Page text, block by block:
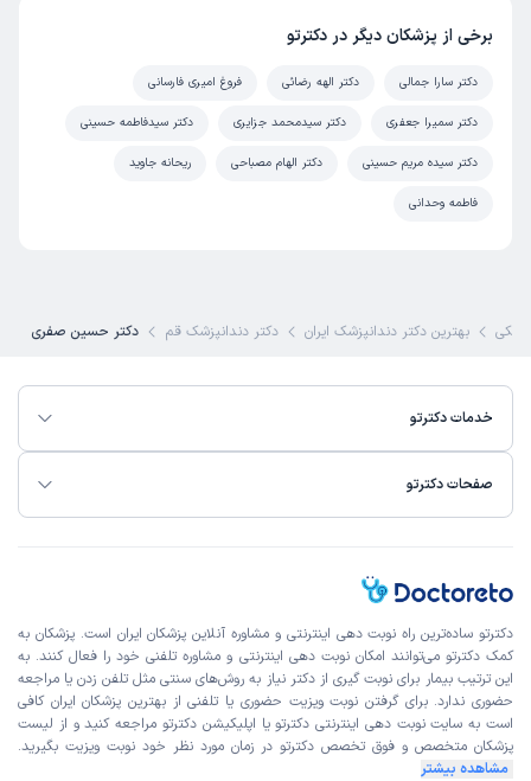
برخی از پزشکان دیگر در دکترتو
دکتر سارا جمالی دکتر الهه رضائی فروغ امیری فارسانی
دکتر سمیرا جعفری دکتر سیدمحمد جزایری دکتر سیدفاطمه حسینی
دکتر سیده مریم حسینی دکتر الهام مصباحی ریحانه جاوید
فاطمه وحدانی
بهترین دکتر دندانپزشک ایران دکتر دندانپزشک قم دکتر حسین صفری
خدمات دکترتو
صفحات دکترتو
دکترتو ساده‌ترین راه نوبت‌ دهی اینترنتی و مشاوره آنلاین پزشکان ایران است. پزشکان به
کمک دکترتو می‌توانند امکان نوبت دهی اینترنتی و مشاوره تلفنی خود را فعال کنند. به
این ترتیب بیمار برای نوبت گیری از دکتر نیاز به روش‌های سنتی مثل تلفن زدن یا مراجعه
حضوری ندارد. برای گرفتن نوبت ویزیت حضوری یا تلفنی از بهترین پزشکان ایران کافی
است به سایت نوبت دهی اینترنتی دکترتو یا اپلیکیشن دکترتو مراجعه کنید و از لیست
پزشکان متخصص و فوق تخصص دکترتو در زمان مورد نظر خود نوبت ویزیت بگیرید.
مشاهده بیشتر